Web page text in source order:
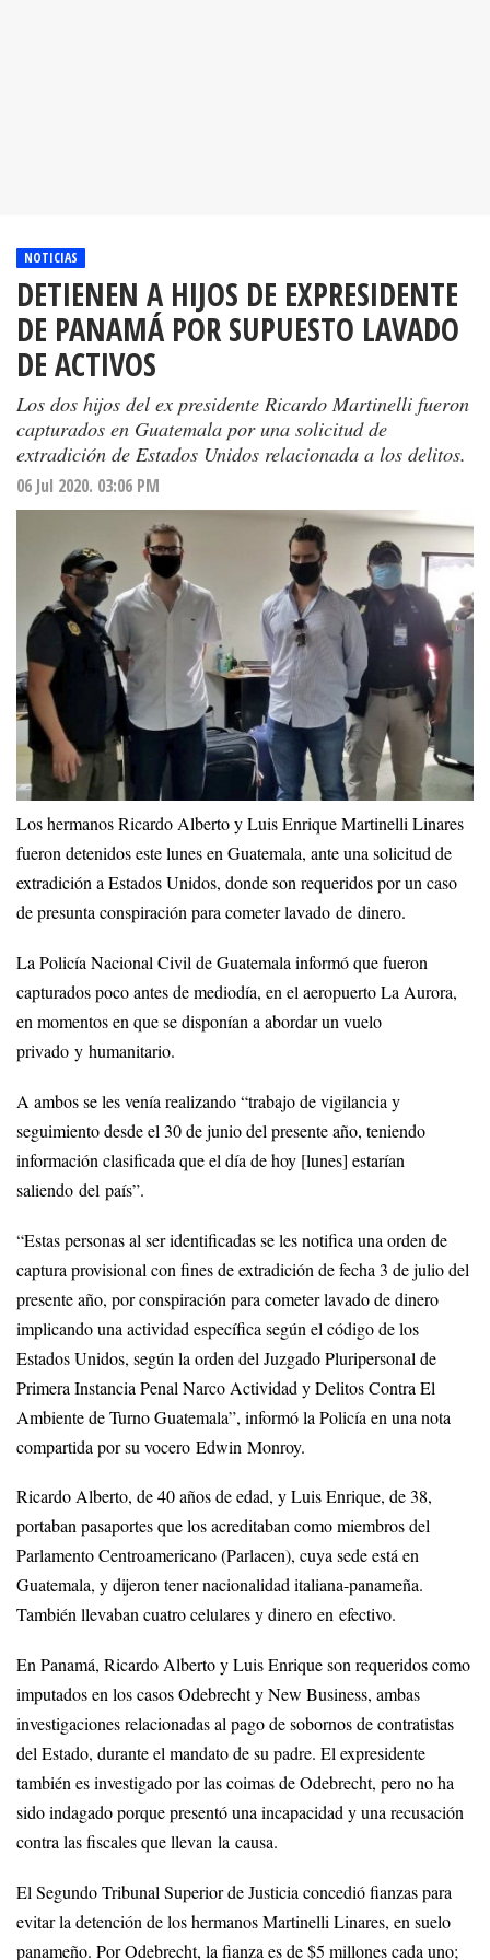
NOTICIAS
DETIENEN A HIJOS DE EXPRESIDENTE
DE PANAMÁ POR SUPUESTO LAVADO
DE ACTIVOS
Los dos hijos del ex presidente Ricardo Martinelli fueron
capturados en Guatemala por una solicitud de
extradición de Estados Unidos relacionada a los delitos.
06 Jul 2020. 03:06 PM
Los hermanos Ricardo Alberto y Luis Enrique Martinelli Linares
fueron detenidos este lunes en Guatemala, ante una solicitud de
extradición a Estados Unidos, donde son requeridos por un caso
de presunta conspiración para cometer lavado de dinero.
La Policía Nacional Civil de Guatemala informó que fueron
capturados poco antes de mediodía, en el aeropuerto La Aurora,
en momentos en que se disponían a abordar un vuelo
privado y humanitario.
A ambos se les venía realizando “trabajo de vigilancia y
seguimiento desde el 30 de junio del presente año, teniendo
información clasificada que el día de hoy [lunes] estarían
saliendo del país”.
“Estas personas al ser identificadas se les notifica una orden de
captura provisional con fines de extradición de fecha 3 de julio del
presente año, por conspiración para cometer lavado de dinero
implicando una actividad específica según el código de los
Estados Unidos, según la orden del Juzgado Pluripersonal de
Primera Instancia Penal Narco Actividad y Delitos Contra El
Ambiente de Turno Guatemala”, informó la Policía en una nota
compartida por su vocero Edwin Monroy.
Ricardo Alberto, de 40 años de edad, y Luis Enrique, de 38,
portaban pasaportes que los acreditaban como miembros del
Parlamento Centroamericano (Parlacen), cuya sede está en
Guatemala, y dijeron tener nacionalidad italiana-panameña.
También llevaban cuatro celulares y dinero en efectivo.
En Panamá, Ricardo Alberto y Luis Enrique son requeridos como
imputados en los casos Odebrecht y New Business, ambas
investigaciones relacionadas al pago de sobornos de contratistas
del Estado, durante el mandato de su padre. El expresidente
también es investigado por las coimas de Odebrecht, pero no ha
sido indagado porque presentó una incapacidad y una recusación
contra las fiscales que llevan la causa.
El Segundo Tribunal Superior de Justicia concedió fianzas para
evitar la detención de los hermanos Martinelli Linares, en suelo
panameño. Por Odebrecht, la fianza es de $5 millones cada uno;